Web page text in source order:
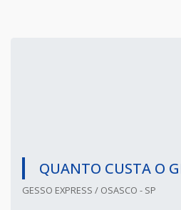
QUANTO CUSTA O
GESSO EXPRESS / OSASCO - SP